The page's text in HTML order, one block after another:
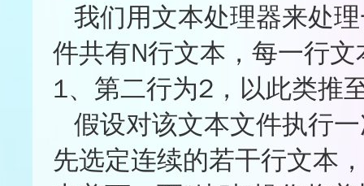
查看最后一次评测记录
★★★★★
★★★★☆
★★★☆☆
★★☆☆☆
★☆☆☆☆
0%
0%
25%
★★ ★★☆
我们用文本处理器来处
件共有N行文本，每一行
1、第二行为2，以此类推
假设对该文本文件执行
先选定连续的若干行文本